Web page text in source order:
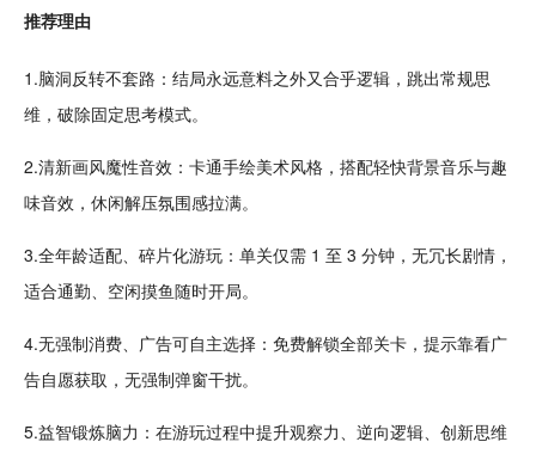
推荐理由
1.脑洞反转不套路：结局永远意料之外又合乎逻辑，跳出常规思
维，破除固定思考模式。
2.清新画风魔性音效 ： 卡通手绘美术风格，搭配轻快背景音乐与趣
味音效， 休闲解压氛围感拉满。
3.全年龄适配、 碎片化游玩：单关仅需 1 至 3 分钟，无冗长剧情，
适合通勤、空闲摸鱼随时开局。
4.无强制消费、广告可自主选择：免费解锁全部关卡，提示靠看广
告自愿获取，无强制弹窗干扰。
5.益智锻炼脑力：在游玩过程中提升观察力、逆向逻辑、创新思维